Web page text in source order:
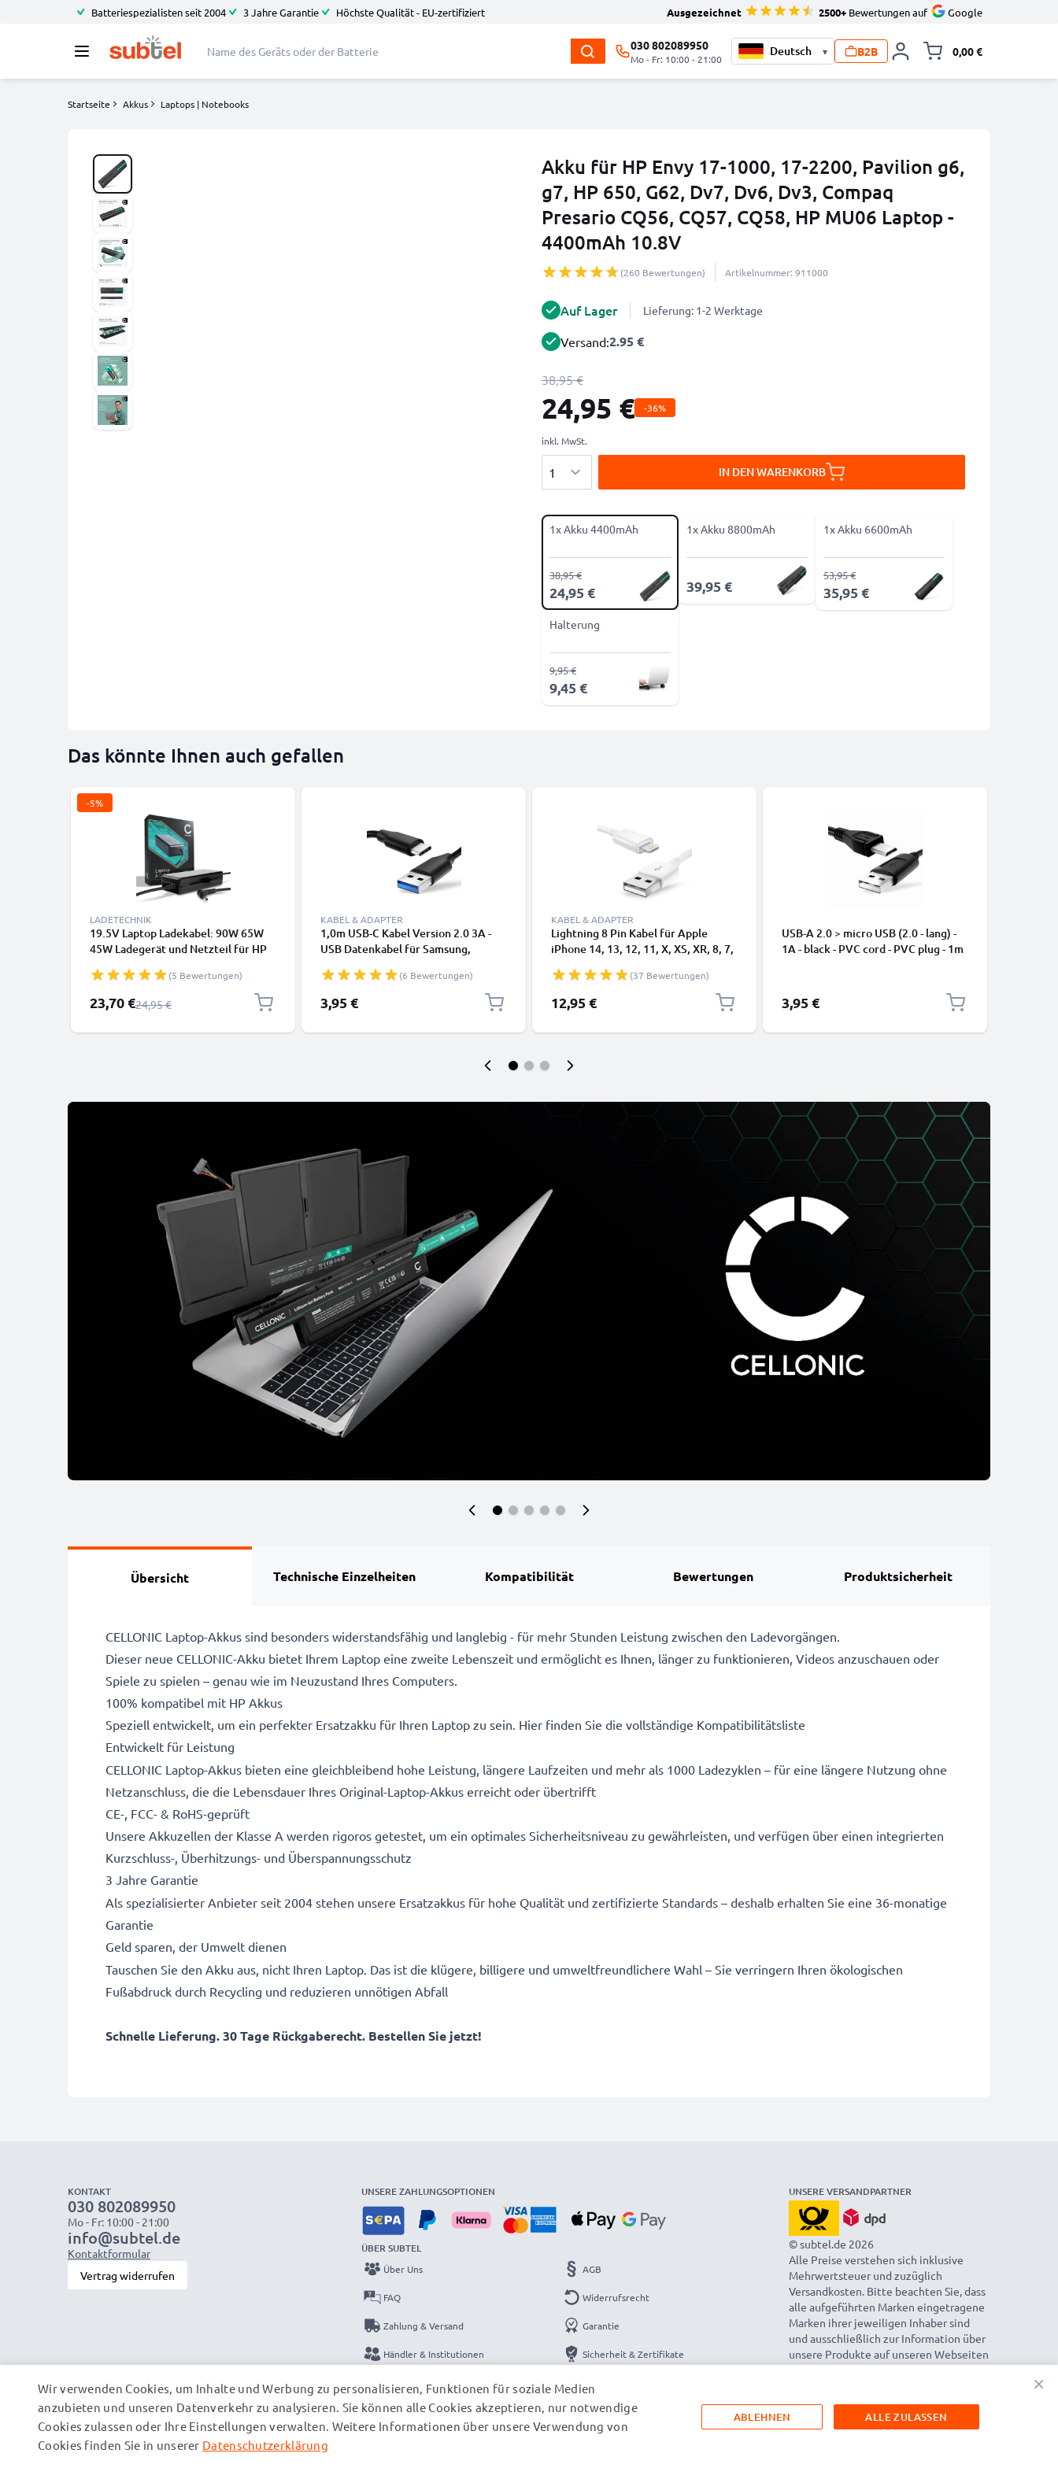
Batteriespezialisten seit 2004 3 Jahre Garantie Höchste Qualität - EU-zertifiziert Ausgezeichnet 2500+ Bewertungen auf Google
030 802089950
Mo - Fr: 10:00 - 21:00
▾ B2B 0,00 €
Startseite Akkus Laptops | Notebooks
Akku für HP Envy 17-1000, 17-2200, Pavilion g6,
g7, HP 650, G62, Dv7, Dv6, Dv3, Compaq
Presario CQ56, CQ57, CQ58, HP MU06 Laptop -
4400mAh 10.8V
(260 Bewertungen) Artikelnummer: 911000
Auf Lager Lieferung: 1-2 Werktage
Versand:2.95 €
38,95 €
24,95 € -36%
inkl. MwSt.
IN DEN WARENKORB
1x Akku 4400mAh
24,95 €
38,95 €
1x Akku 8800mAh
39,95 €
1x Akku 6600mAh
35,95 €
53,95 €
Halterung
9,45 €
9,95 €
Das könnte Ihnen auch gefallen
-5%
LADETECHNIK
19.5V Laptop Ladekabel: 90W 65W
45W Ladegerät und Netzteil für HP
Notebook PCs - 2.6m Netzkabel HP
709986-003, H6Y89AA
(5 Bewertungen)
Sonderpreis
23,70 €Regulärer Preis
24,95 €
KABEL & ADAPTER
1,0m USB-C Kabel Version 2.0 3A -
USB Datenkabel für Samsung,
Canon, Panasonic Lumix, Sony,
GoPro uvm PVC schwarz
(6 Bewertungen)
3,95 €
KABEL & ADAPTER
Lightning 8 Pin Kabel für Apple
iPhone 14, 13, 12, 11, X, XS, XR, 8, 7,
Datenkabel für Smartphone
(37 Bewertungen)
12,95 €
USB-A 2.0 > micro USB (2.0 - lang) -
1A - black - PVC cord - PVC plug - 1m
3,95 €
Übersicht Technische Einzelheiten Kompatibilität Bewertungen Produktsicherheit
CELLONIC Laptop-Akkus sind besonders widerstandsfähig und langlebig - für mehr Stunden Leistung zwischen den Ladevorgängen.
Dieser neue CELLONIC-Akku bietet Ihrem Laptop eine zweite Lebenszeit und ermöglicht es Ihnen, länger zu funktionieren, Videos anzuschauen oder
Spiele zu spielen – genau wie im Neuzustand Ihres Computers.
100% kompatibel mit HP Akkus
Speziell entwickelt, um ein perfekter Ersatzakku für Ihren Laptop zu sein. Hier finden Sie die vollständige Kompatibilitätsliste
Entwickelt für Leistung
CELLONIC Laptop-Akkus bieten eine gleichbleibend hohe Leistung, längere Laufzeiten und mehr als 1000 Ladezyklen – für eine längere Nutzung ohne
Netzanschluss, die die Lebensdauer Ihres Original-Laptop-Akkus erreicht oder übertrifft
CE-, FCC- & RoHS-geprüft
Unsere Akkuzellen der Klasse A werden rigoros getestet, um ein optimales Sicherheitsniveau zu gewährleisten, und verfügen über einen integrierten
Kurzschluss-, Überhitzungs- und Überspannungsschutz
3 Jahre Garantie
Als spezialisierter Anbieter seit 2004 stehen unsere Ersatzakkus für hohe Qualität und zertifizierte Standards – deshalb erhalten Sie eine 36-monatige
Garantie
Geld sparen, der Umwelt dienen
Tauschen Sie den Akku aus, nicht Ihren Laptop. Das ist die klügere, billigere und umweltfreundlichere Wahl – Sie verringern Ihren ökologischen
Fußabdruck durch Recycling und reduzieren unnötigen Abfall
Schnelle Lieferung. 30 Tage Rückgaberecht. Bestellen Sie jetzt!
KONTAKT
030 802089950
Mo - Fr: 10:00 - 21:00
info@subtel.de
Kontaktformular
Vertrag widerrufen
UNSERE ZAHLUNGSOPTIONEN
ÜBER SUBTEL
Über Uns
FAQ
Zahlung & Versand
Händler & Institutionen
Kataloge
Kontakt
AGB
Widerrufsrecht
Garantie
Sicherheit & Zertifikate
Impressum
UNSERE VERSANDPARTNER
© subtel.de 2026
Alle Preise verstehen sich inklusive
Mehrwertsteuer und zuzüglich
Versandkosten. Bitte beachten Sie, dass
alle aufgeführten Marken eingetragene
Marken ihrer jeweiligen Inhaber sind
und ausschließlich zur Information über
unsere Produkte auf unseren Webseiten
genannt werden.
×
Wir verwenden Cookies, um Inhalte und Werbung zu personalisieren, Funktionen für soziale Medien
anzubieten und unseren Datenverkehr zu analysieren. Sie können alle Cookies akzeptieren, nur notwendige
Cookies zulassen oder Ihre Einstellungen verwalten. Weitere Informationen über unsere Verwendung von
Cookies finden Sie in unserer Datenschutzerklärung
ALLE ZULASSEN
ABLEHNEN